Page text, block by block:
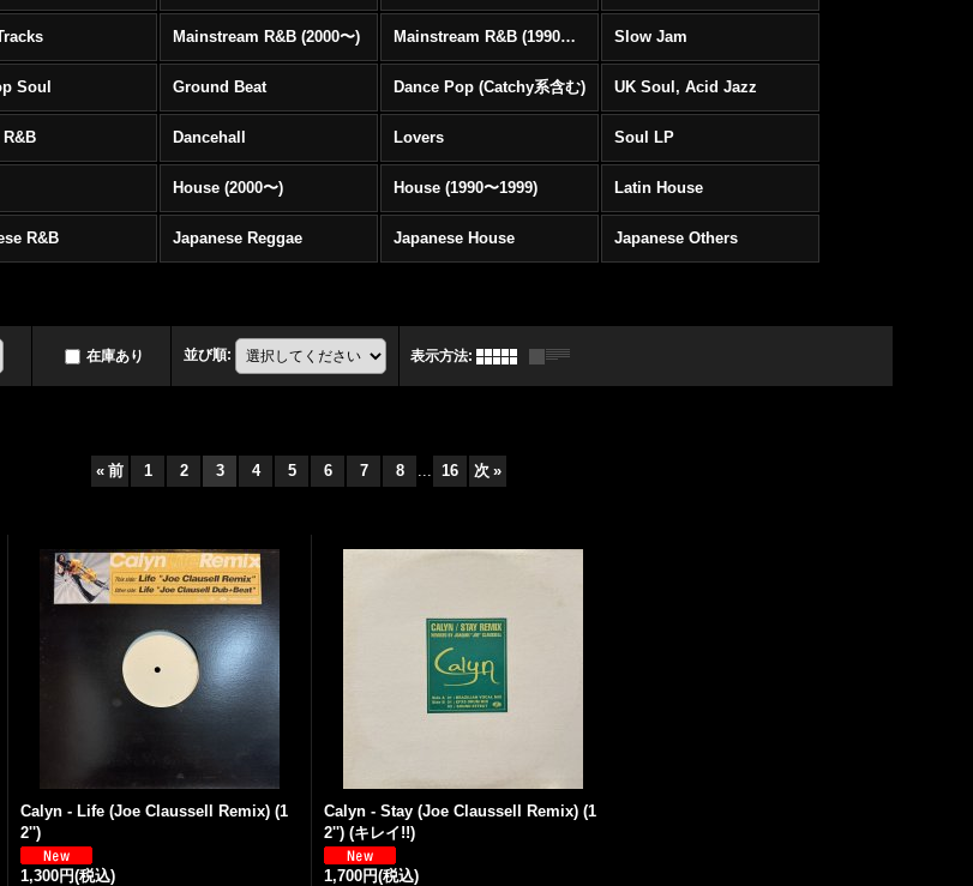
Mainstream R&B (2000〜) Mainstream R&B (1990〜1999) Slow Jam
Soul Ground Beat Dance Pop (Catchy系含む) UK Soul, Acid Jazz
R&B Dancehall Lovers Soul LP
House (2000〜) House (1990〜1999) Latin House
R&B Japanese Reggae Japanese House Japanese Others
在庫あり 並び順: 表示方法:
« 前 1 2 3 4 5 6 7 8 ... 16 次 »
Calyn - Life (Joe Claussell Remix) (1
2'')
1,300円(税込)
Calyn - Stay (Joe Claussell Remix) (1
2'') (キレイ!!)
1,700円(税込)